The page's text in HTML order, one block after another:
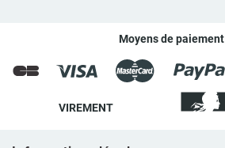
Moyens de paiement
VIREMENT